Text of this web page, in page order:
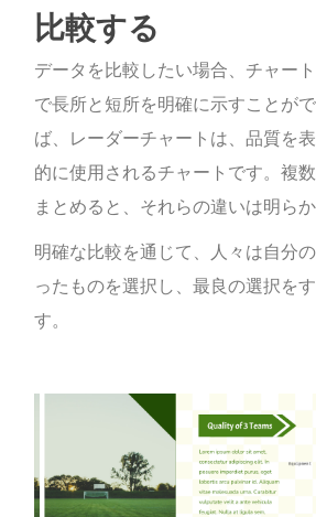
比較する
データを比較したい場合、チャー
で長所と短所を明確に示すことが
ば、レーダーチャートは、品質を
的に使用されるチャートです。複
まとめると、それらの違いは明らか
明確な比較を通じて、人々は自分
ったものを選択し、最良の選択を
す。